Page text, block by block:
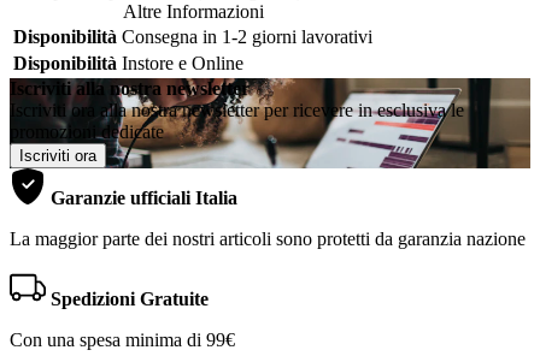
Altre Informazioni
Disponibilità Consegna in 1-2 giorni lavorativi
Disponibilità Instore e Online
Iscriviti alla nostra newsletter
Iscriviti ora alla nostra newsletter per ricevere in esclusiva le
promozioni dedicate
Iscriviti ora
Garanzie ufficiali Italia
La maggior parte dei nostri articoli sono protetti da garanzia nazione
Spedizioni Gratuite
Con una spesa minima di 99€